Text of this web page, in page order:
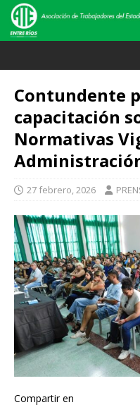
Contundente
capacitación
Normativas
27 febrero, 2026
Compartir en